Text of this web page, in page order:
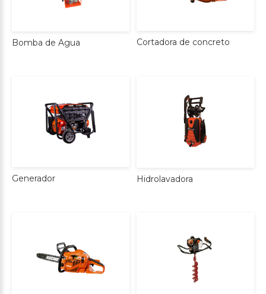
Bomba de Agua Cortadora de concreto
Generador Hidrolavadora